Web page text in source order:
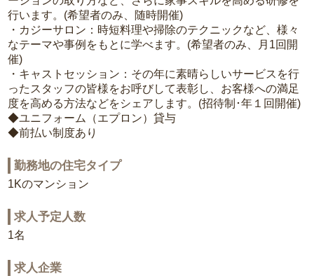
行います。(希望者のみ、随時開催)
・カジーサロン：時短料理や掃除のテクニックなど、様々
なテーマや事例をもとに学べます。(希望者のみ、月1回開
催)
・キャストセッション：その年に素晴らしいサービスを行
ったスタッフの皆様をお呼びして表彰し、お客様への満足
度を高める方法などをシェアします。(招待制･年１回開催)
◆ユニフォーム（エプロン）貸与
◆前払い制度あり
勤務地の住宅タイプ
1Kのマンション
求人予定人数
1名
求人企業